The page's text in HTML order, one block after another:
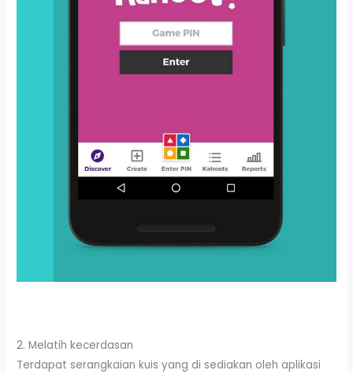
2. Melatih kecerdasan
Terdapat serangkaian kuis yang di sediakan oleh aplikasi